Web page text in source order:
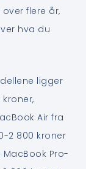
flere år,
hva du
ligger
Air fra
2 800 kroner
Pro-